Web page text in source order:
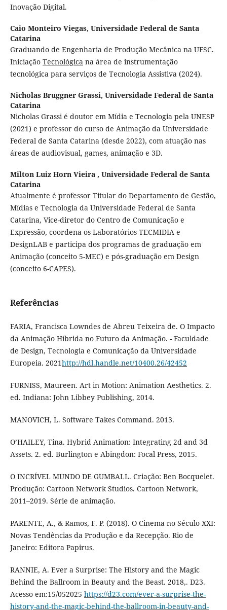
Inovação Digital.
Caio Monteiro Viegas, Universidade Federal de Santa
Catarina
Graduando de Engenharia de Produção Mecânica na UFSC.
Iniciação Tecnológicana área de instrumentação
tecnológica para serviços de Tecnologia Assistiva (2024).
Nicholas Bruggner Grassi, Universidade Federal de Santa
Catarina
Nicholas Grassi é doutor em Mídia e Tecnologia pela UNESP
(2021) e professor do curso de Animação da Universidade
Federal de Santa Catarina (desde 2022), com atuação nas
áreas de audiovisual, games, animação e 3D.
Milton Luiz Horn Vieira , Universidade Federal de Santa
Catarina
Atualmente é professor Titular do Departamento de Gestão,
Mídias e Tecnologia da Universidade Federal de Santa
Catarina, Vice-diretor do Centro de Comunicação e
Expressão, coordena os Laboratórios TECMIDIA e
DesignLAB e participa dos programas de graduação em
Animação (conceito 5-MEC) e pós-graduação em Design
(conceito 6-CAPES).
Referências
FARIA, Francisca Lowndes de Abreu Teixeira de. O Impacto
da Animação Híbrida no Futuro da Animação. - Faculdade
de Design, Tecnologia e Comunicação da Universidade
Europeia. 2021http://hdl.handle.net/10400.26/42452
FURNISS, Maureen. Art in Motion: Animation Aesthetics. 2.
ed. Indiana: John Libbey Publishing, 2014.
MANOVICH, L. Software Takes Command. 2013.
O’HAILEY, Tina. Hybrid Animation: Integrating 2d and 3d
Assets. 2. ed. Burlington e Abingdon: Focal Press, 2015.
O INCRÍVEL MUNDO DE GUMBALL. Criação: Ben Bocquelet.
Produção: Cartoon Network Studios. Cartoon Network,
2011–2019. Série de animação.
PARENTE, A., & Ramos, F. P. (2018). O Cinema no Século XXI:
Novas Tendências da Produção e da Recepção. Rio de
Janeiro: Editora Papirus.
RANNIE, A. Ever a Surprise: The History and the Magic
Behind the Ballroom in Beauty and the Beast. 2018,. D23.
Acesso em:15/052025 https://d23.com/ever-a-surprise-the-
history-and-the-magic-behind-the-ballroom-in-beauty-and-